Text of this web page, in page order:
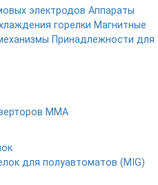
электродов Аппараты
горелки Магнитные
Принадлежности для
MMA
для полуавтоматов (MIG)